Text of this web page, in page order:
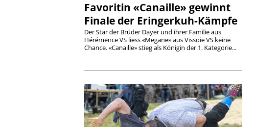
Favoritin «Canaille» gewinnt
Finale der Eringerkuh-Kämpfe
Der Star der Brüder Dayer und ihrer Familie aus
Hérémence VS liess «Megane» aus Vissoie VS keine
Chance. «Canaille» stieg als Königin der 1. Kategorie...